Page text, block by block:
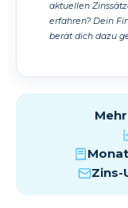
aktuellen
erfahren? Dein
berät dich dazu
Zins-